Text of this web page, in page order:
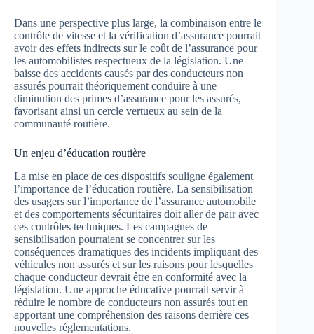
Dans une perspective plus large, la combinaison entre le
contrôle de vitesse et la vérification d’assurance pourrait
avoir des effets indirects sur le coût de l’assurance pour
les automobilistes respectueux de la législation. Une
baisse des accidents causés par des conducteurs non
assurés pourrait théoriquement conduire à une
diminution des primes d’assurance pour les assurés,
favorisant ainsi un cercle vertueux au sein de la
communauté routière.
Un enjeu d’éducation routière
La mise en place de ces dispositifs souligne également
l’importance de l’éducation routière. La sensibilisation
des usagers sur l’importance de l’assurance automobile
et des comportements sécuritaires doit aller de pair avec
ces contrôles techniques. Les campagnes de
sensibilisation pourraient se concentrer sur les
conséquences dramatiques des incidents impliquant des
véhicules non assurés et sur les raisons pour lesquelles
chaque conducteur devrait être en conformité avec la
législation. Une approche éducative pourrait servir à
réduire le nombre de conducteurs non assurés tout en
apportant une compréhension des raisons derrière ces
nouvelles réglementations.